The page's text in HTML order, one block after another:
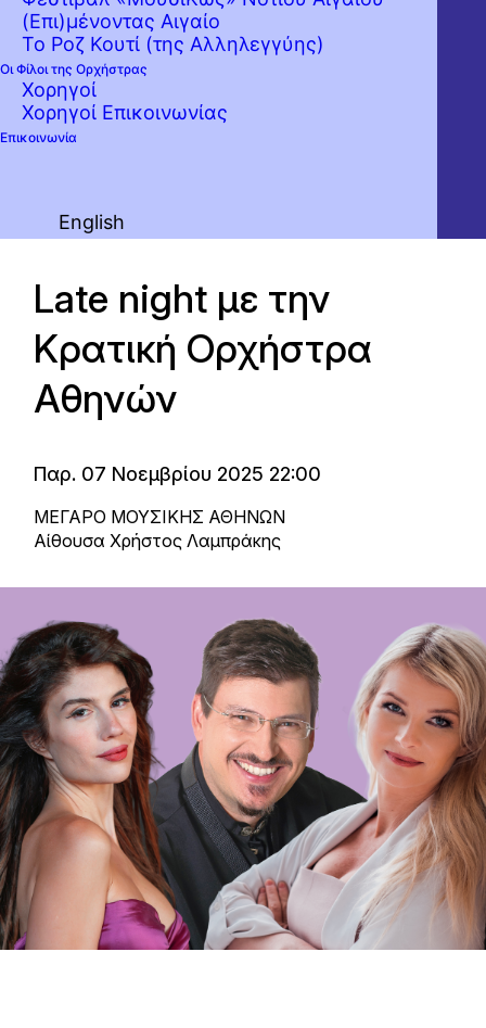
(Επι)μένοντας Αιγαίο
Το Ροζ Κουτί (της Αλληλεγγύης)
Οι Φίλοι της Ορχήστρας
Χορηγοί
Χορηγοί Επικοινωνίας
Επικοινωνία
English
Late night με την
Κρατική Ορχήστρα
Αθηνών
Παρ. 07 Νοεμβρίου 2025 22:00
ΜΕΓΑΡΟ ΜΟΥΣΙΚΗΣ ΑΘΗΝΩΝ
Αίθουσα Χρήστος Λαμπράκης